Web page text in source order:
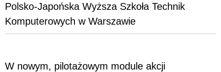
Polsko-Japońska Wyższa Szkoła Technik
Komputerowych w Warszawie
W nowym, pilotażowym module akcji